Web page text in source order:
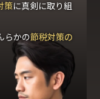
策に真剣に取り組
らかの節税対策の